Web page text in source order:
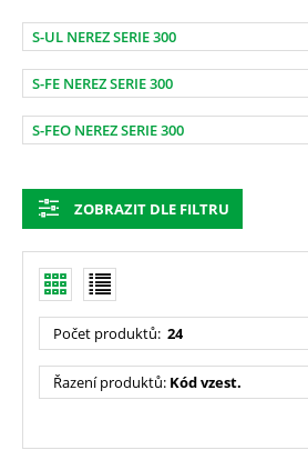
S-UL NEREZ SERIE 300
S-FE NEREZ SERIE 300
S-FEO NEREZ SERIE 300
ZOBRAZIT DLE FILTRU
Počet produktů: 24
Řazení produktů: Kód vzest.